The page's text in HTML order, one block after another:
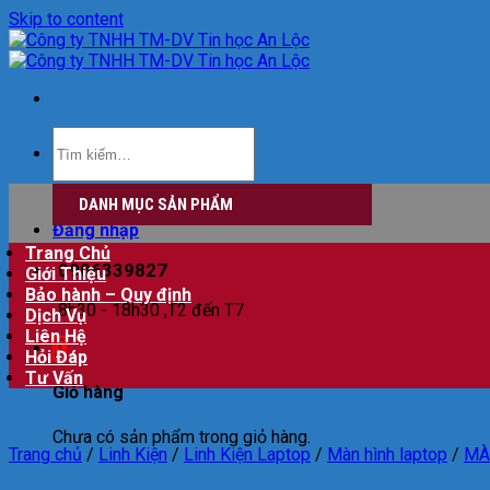
Skip to content
Đăng nhập
0906339827
8h30 - 18h30 ,T2 đến T7
0
Giỏ hàng
Chưa có sản phẩm trong giỏ hàng.
DANH MỤC SẢN PHẨM
Trang Chủ
Giới Thiệu
Bảo hành – Quy định
Dịch Vụ
Liên Hệ
Hỏi Đáp
Tư Vấn
Trang chủ / Linh Kiện / Linh Kiện Laptop / Màn hình laptop /